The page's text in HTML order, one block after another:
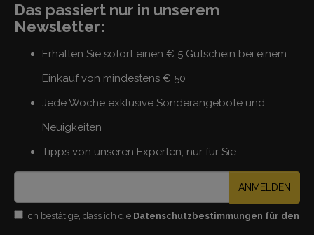
Das passiert nur in unserem
Newsletter:
Erhalten Sie sofort einen € 5 Gutschein bei einem
Einkauf von mindestens € 50
Jede Woche exklusive Sonderangebote und
Neuigkeiten
Tipps von unseren Experten, nur für Sie
ANMELDEN
Ich bestätige, dass ich die Datenschutzbestimmungen für den